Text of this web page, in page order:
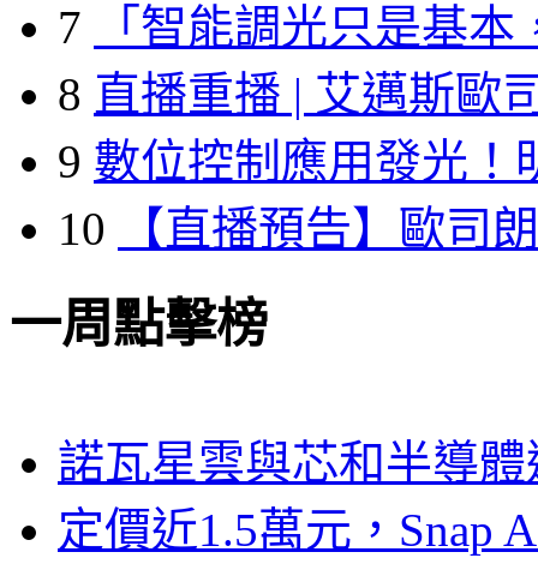
7
「智能調光只是基本
8 直播重播 | 艾邁斯歐
9 數位控制應用發光！
10
【直播預告】歐司
一周點擊榜
諾瓦星雲與芯和半導
定價近1.5萬元，Snap